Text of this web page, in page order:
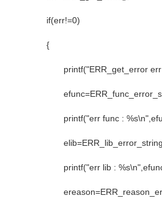
if(err!=0)
{
printf("ERR_get_error err :
printf("err func :
printf("err lib :